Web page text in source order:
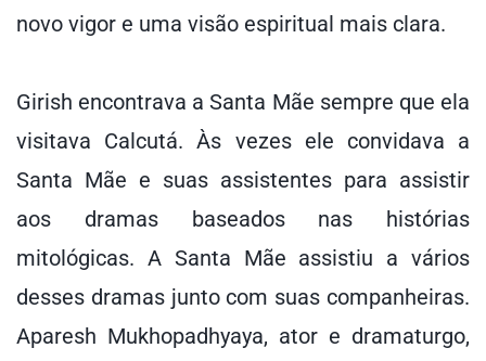
novo vigor e uma visão espiritual mais clara.
Girish encontrava a Santa Mãe sempre que ela
visitava Calcutá. Às vezes ele convidava a
Santa Mãe e suas assistentes para assistir
aos dramas baseados nas histórias
mitológicas. A Santa Mãe assistiu a vários
desses dramas junto com suas companheiras.
Aparesh Mukhopadhyaya, ator e dramaturgo,